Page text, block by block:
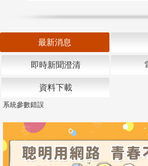
最新消息
即時新聞澄清
資料下載
系統參數錯誤